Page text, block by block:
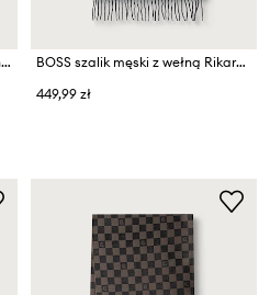
Barbour szalik z dodatkiem wełny Yaxley
BOSS szalik męski z wełną Rikard_35*180
449,99 zł